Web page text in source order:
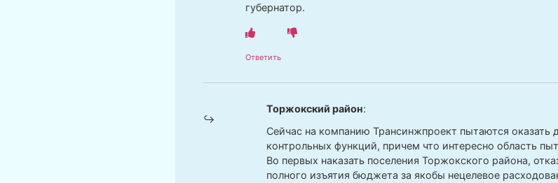
губернатор.
Ответить
Торжокский район:
Сейчас на компанию Трансинжпроект пытаются оказать
контрольных функций, причем что интересно область
Во первых наказать поселения Торжокского района,
полного изъятия бюджета за якобы нецелевое